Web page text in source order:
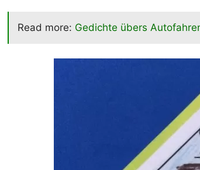
Read more: Gedichte übers